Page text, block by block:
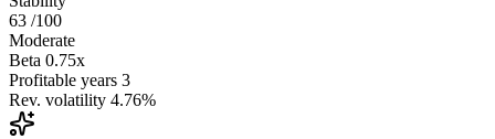
63 /100
Moderate
Beta 0.75x
Profitable years 3
Rev. volatility 4.76%